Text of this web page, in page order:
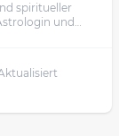
spiritueller
und